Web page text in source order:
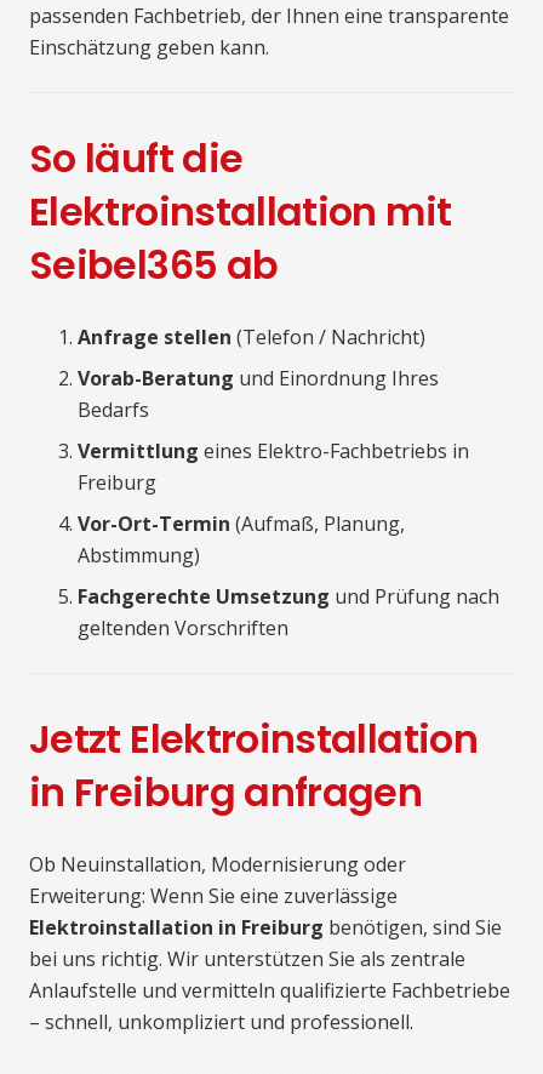
passenden Fachbetrieb, der Ihnen eine transparente
Einschätzung geben kann.
So läuft die
Elektroinstallation mit
Seibel365 ab
Anfrage stellen (Telefon / Nachricht)
Vorab-Beratung und Einordnung Ihres
Bedarfs
Vermittlung eines Elektro-Fachbetriebs in
Freiburg
Vor-Ort-Termin (Aufmaß, Planung,
Abstimmung)
Fachgerechte Umsetzung und Prüfung nach
geltenden Vorschriften
Jetzt Elektroinstallation
in Freiburg anfragen
Ob Neuinstallation, Modernisierung oder
Erweiterung: Wenn Sie eine zuverlässige
Elektroinstallation in Freiburg benötigen, sind Sie
bei uns richtig. Wir unterstützen Sie als zentrale
Anlaufstelle und vermitteln qualifizierte Fachbetriebe
– schnell, unkompliziert und professionell.